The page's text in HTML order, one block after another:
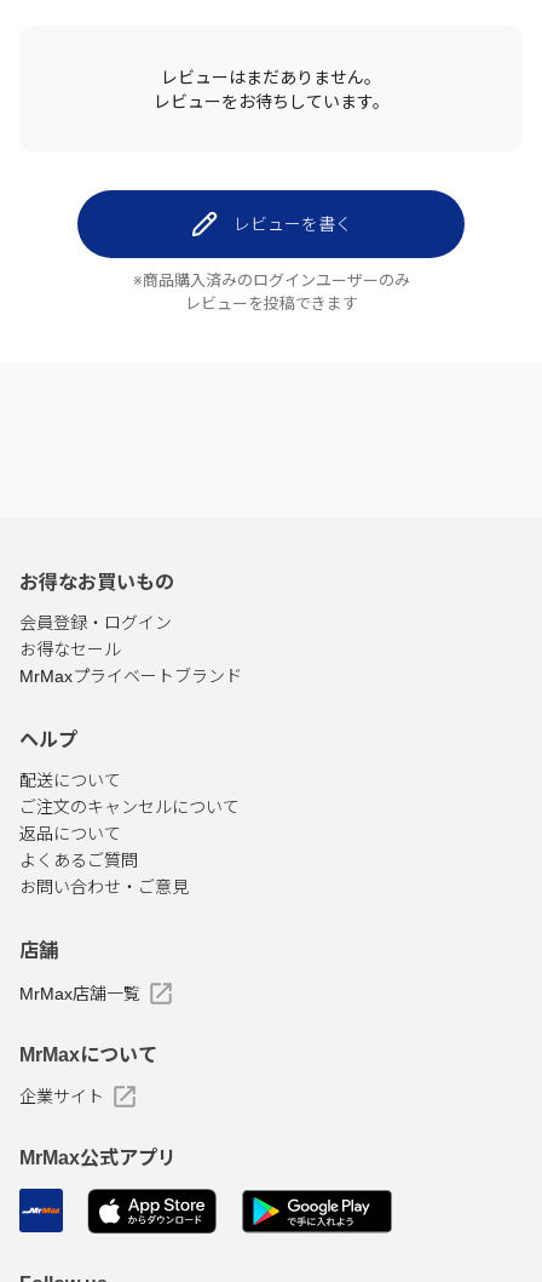
レビューはまだありません。
レビューをお待ちしています。
レビューを書く
※商品購入済みのログインユーザーのみ
レビューを投稿できます
お得なお買いもの
会員登録・ログイン
お得なセール
MrMaxプライベートブランド
ヘルプ
配送について
ご注文のキャンセルについて
返品について
よくあるご質問
お問い合わせ・ご意見
店舗
MrMax店舗一覧
MrMaxについて
企業サイト
MrMax公式アプリ